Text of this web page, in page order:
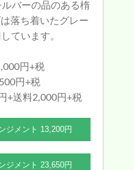
バーの品のある楕
落ち着いたグレー
ています。
円+税
円+税
+送料2,000円+税
ジメント 13,200円
ジメント 23,650円